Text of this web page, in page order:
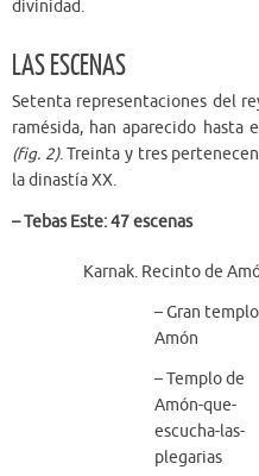
divinidad.
LAS ESCENAS
Setenta representaciones del
ramésida, han aparecido hasta
(fig. 2). Treinta y tres
la dinastía XX.
– Tebas Este: 47 escenas
Karnak. Recinto de
– Gran
Amón
– Templo de
Amón-que-
escucha-las-
plegarias